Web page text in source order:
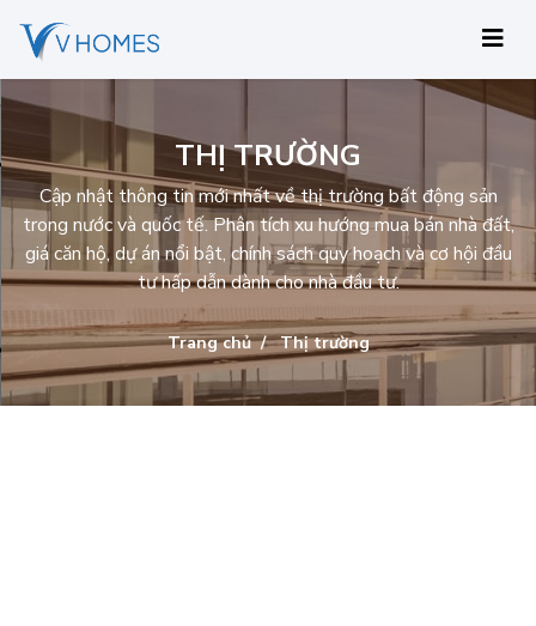
THỊ TRƯỜNG
Cập nhật thông tin mới nhất về thị trường bất động sản
trong nước và quốc tế. Phân tích xu hướng mua bán nhà đất,
giá căn hộ, dự án nổi bật, chính sách quy hoạch và cơ hội đầu
tư hấp dẫn dành cho nhà đầu tư.
Trang chủ Thị trường